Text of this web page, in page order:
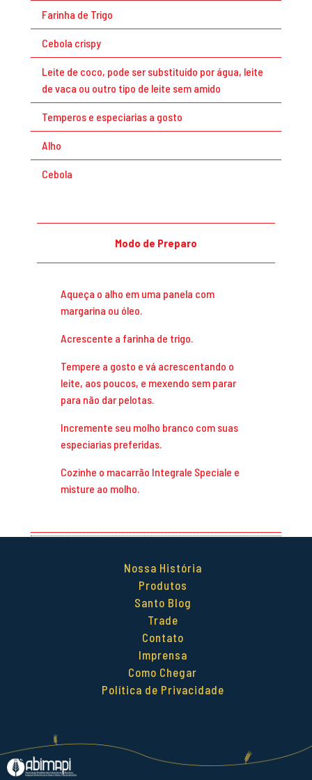
Farinha de Trigo
Cebola crispy
Leite de coco, pode ser substituído por água, leite
de vaca ou outro tipo de leite sem amido
Temperos e especiarias a gosto
Alho
Cebola
Modo de Preparo
Aqueça o alho em uma panela com
margarina ou óleo.
Acrescente a farinha de trigo.
Tempere a gosto e vá acrescentando o
leite, aos poucos, e mexendo sem parar
para não dar pelotas.
Incremente seu molho branco com suas
especiarias preferidas.
Cozinhe o macarrão Integrale Speciale e
misture ao molho.
Nossa História
Produtos
Santo Blog
Trade
Contato
Imprensa
Como Chegar
Política de Privacidade